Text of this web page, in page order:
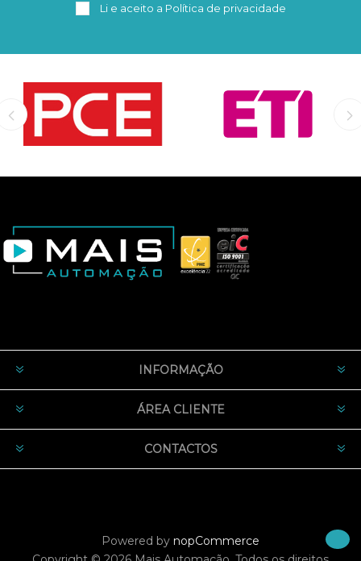
Li e aceito a Política de privacidade
INFORMAÇÃO
ÁREA CLIENTE
CONTACTOS
Powered by nopCommerce